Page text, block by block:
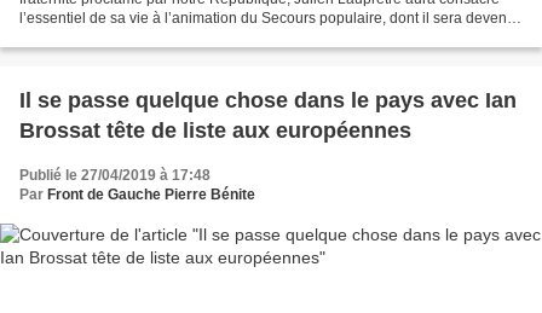
l’essentiel de sa vie à l’animation du Secours populaire, dont il sera devenu
Il se passe quelque chose dans le pays avec Ian
Brossat tête de liste aux européennes
Publié le 27/04/2019 à 17:48
Par Front de Gauche Pierre Bénite